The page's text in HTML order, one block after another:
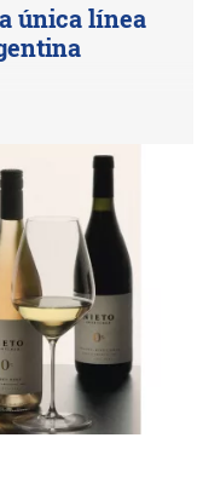
única línea